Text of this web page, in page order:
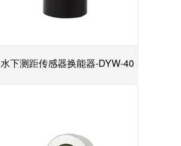
水下测距传感器换能器-DYW-40